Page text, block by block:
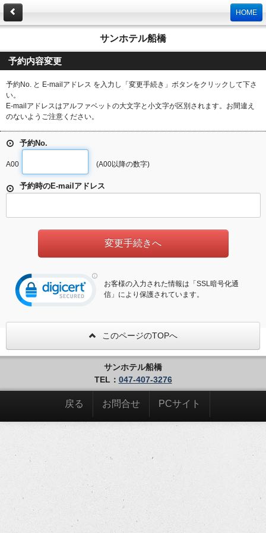
HOME
サンホテル船橋
予約内容変更
予約No. と E-mailアドレス を入力し「変更手続き」ボタンをクリックして下さ
い。
E-mailアドレスはアルファベットの大文字と小文字が区別されます。お間違え
のないようご注意ください。
予約No.
A00 (A00以降の数字)
予約時のE-mailアドレス
お客様の入力された情報は「SSL暗号化通
信」により保護されています。
このページのTOPへ
サンホテル船橋
TEL： 047-407-3276
戻る お問合せ PCサイト